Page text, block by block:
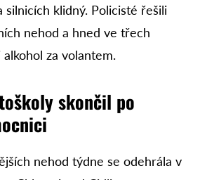
silnicích klidný. Policisté řešili
nehod a hned ve třech
za volantem.
skončil po
nehod týdne se odehrála v